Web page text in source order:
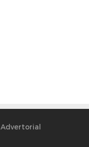
Advertorial